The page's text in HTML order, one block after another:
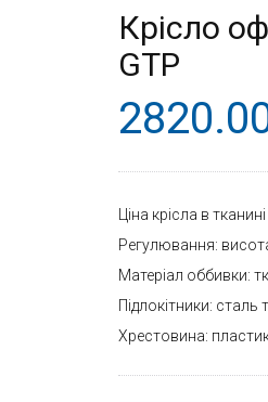
Крісло
GTP
Ціна крісла в
Регулювання:
Матеріал оббивки:
Підлокітники: сталь
Хрестовина: